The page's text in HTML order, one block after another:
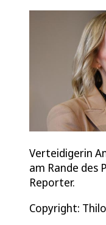
Verteidigerin
am Rande des
Reporter.
Copyright: